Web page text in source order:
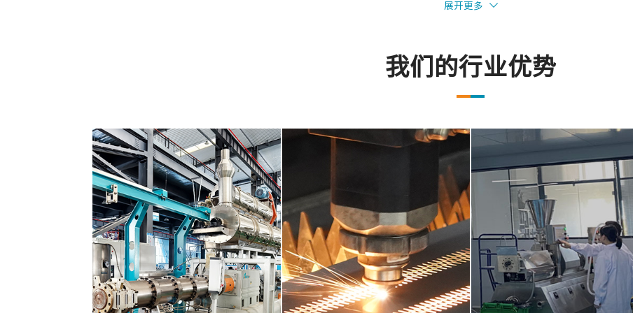
展开更多
我们的行业优势